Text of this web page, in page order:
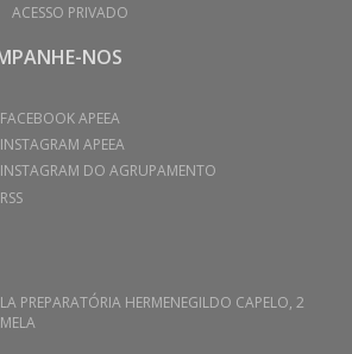
ACESSO PRIVADO
NOS
FACEBOOK APEEA
INSTAGRAM APEEA
INSTAGRAM DO AGRUPAMENTO
RSS
PREPARATÓRIA HERMENEGILDO CAPELO, 2